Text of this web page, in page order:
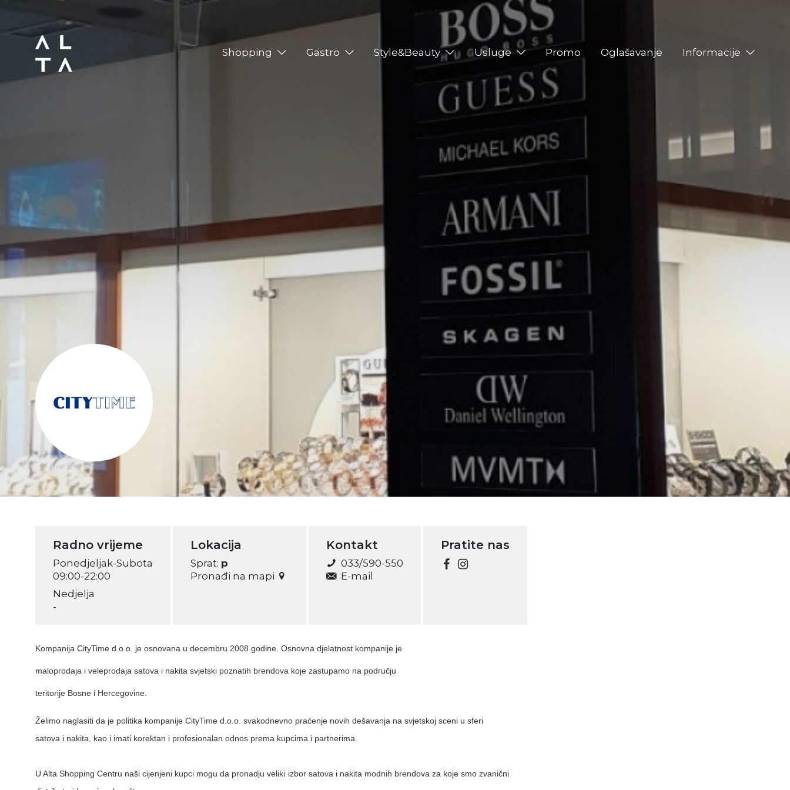
Shopping Gastro Style&Beauty Usluge Promo Oglašavanje Informacije
Radno vrijeme
Ponedjeljak-Subota
09:00-22:00
Nedjelja
-
Lokacija
Sprat: p
Pronađi na mapi
Kontakt
033/590-550
E-mail
Pratite nas
Kompanija CityTime d.o.o. je osnovana u decembru 2008 godine. Osnovna djelatnost kompanije je
maloprodaja i veleprodaja satova i nakita svjetski poznatih brendova koje zastupamo na području
teritorije Bosne i Hercegovine.
Želimo naglasiti da je politika kompanije CityTime d.o.o. svakodnevno praćenje novih dešavanja na svjetskoj sceni u sferi
satova i nakita, kao i imati korektan i profesionalan odnos prema kupcima i partnerima.
U Alta Shopping Centru naši cijenjeni kupci mogu da pronadju veliki izbor satova i nakita modnih brendova za koje smo zvanični